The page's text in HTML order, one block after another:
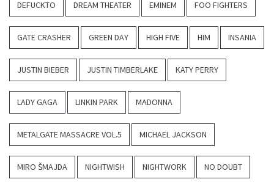
DEFUCKTO DREAM THEATER EMINEM FOO FIGHTERS
GATE CRASHER GREEN DAY HIGH FIVE HIM INSANIA
JUSTIN BIEBER JUSTIN TIMBERLAKE KATY PERRY
LADY GAGA LINKIN PARK MADONNA
METALGATE MASSACRE VOL.5 MICHAEL JACKSON
MIRO ŠMAJDA NIGHTWISH NIGHTWORK NO DOUBT